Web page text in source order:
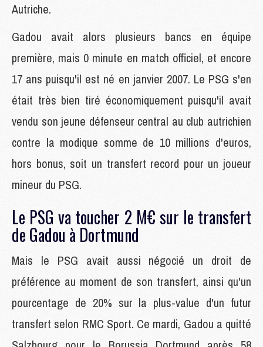
Autriche.
Gadou avait alors plusieurs bancs en équipe
première, mais 0 minute en match officiel, et encore
17 ans puisqu'il est né en janvier 2007. Le PSG s'en
était très bien tiré économiquement puisqu'il avait
vendu son jeune défenseur central au club autrichien
contre la modique somme de 10 millions d'euros,
hors bonus, soit un transfert record pour un joueur
mineur du PSG.
Le PSG va toucher 2 M€ sur le transfert
de Gadou à Dortmund
Mais le PSG avait aussi négocié un droit de
préférence au moment de son transfert, ainsi qu'un
pourcentage de 20% sur la plus-value d'un futur
transfert selon RMC Sport. Ce mardi, Gadou a quitté